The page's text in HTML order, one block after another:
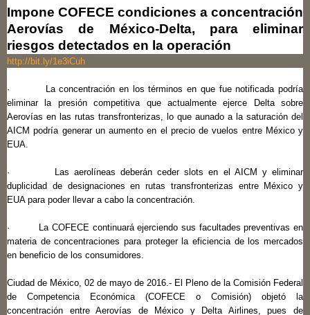
Impone COFECE condiciones a concentración
Aerovías de México-Delta, para eliminar
riesgos detectados en la operación
http://bit.ly/1e3iCuh
· La concentración en los términos en que fue notificada podría
eliminar la presión competitiva que actualmente ejerce Delta sobre
Aerovías en las rutas transfronterizas, lo que aunado a la saturación del
AICM podría generar un aumento en el precio de vuelos entre México y
EUA.
· Las aerolíneas deberán ceder slots en el AICM y eliminar
duplicidad de designaciones en rutas transfronterizas entre México y
EUA para poder llevar a cabo la concentración.
· La COFECE continuará ejerciendo sus facultades preventivas en
materia de concentraciones para proteger la eficiencia de los mercados
en beneficio de los consumidores.
Ciudad de México, 02 de mayo de 2016.- El Pleno de la Comisión Federal
de Competencia Económica (COFECE o Comisión) objetó la
concentración entre Aerovías de México y Delta Airlines, pues de